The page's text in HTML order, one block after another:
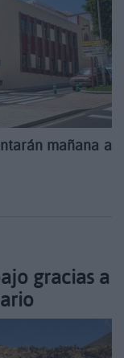
mañana a
gracias a